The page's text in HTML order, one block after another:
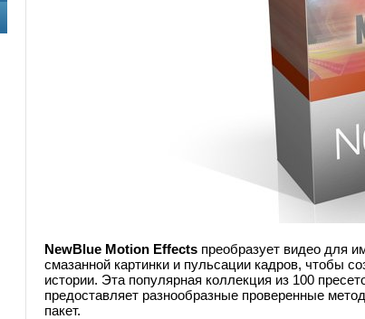
NewBlue Motion Effects преобразует видео для
смазанной картинки и пульсации кадров, чтобы
истории. Эта популярная коллекция из 100
предоставляет разнообразные проверенные
пакет.